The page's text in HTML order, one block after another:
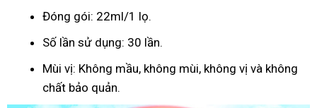
Đóng gói: 22ml/1 lọ.
Số lần sử dụng: 30 lần.
Mùi vị: Không mầu, không mùi, không vị và không
chất bảo quản.